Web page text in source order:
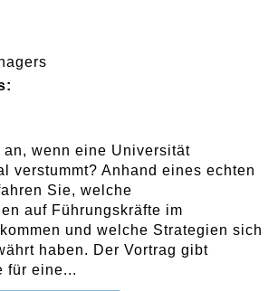
wenn eine Universität
verstummt? Anhand eines echten
Sie, welche
auf Führungskräfte im
und welche Strategien sich
haben. Der Vortrag gibt
für eine...